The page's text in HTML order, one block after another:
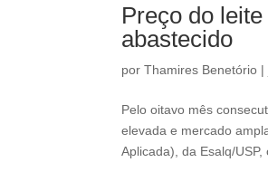
Preço do
abastecido
porThamires Benetório |
Pelo oitavo mês
elevada e mercado
Aplicada), da Esalq/USP,